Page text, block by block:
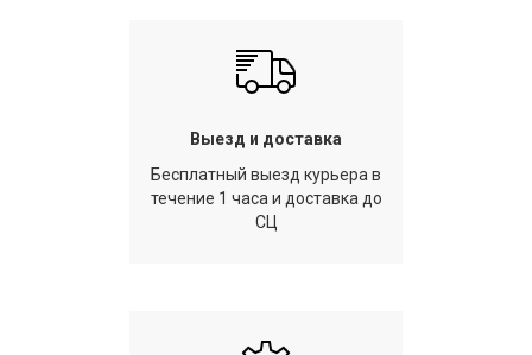
Выезд и доставка
Бесплатный выезд курьера в
течение 1 часа и доставка до
СЦ